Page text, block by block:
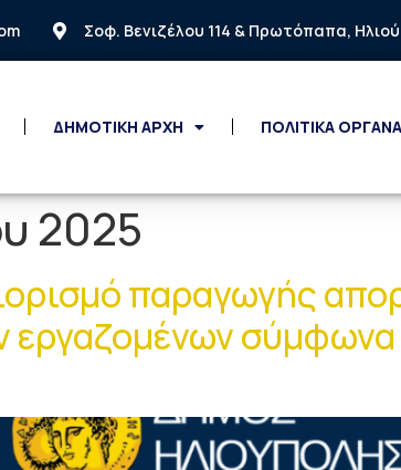
Σοφ. Βενιζέλου 114 & Πρωτόπαπα,
ΔΗΜΟΤΙΚΗ ΑΡΧΗ ΠΟΛΙΤΙΚΑ ΟΡΓΑΝΑ
2025
παραγωγής
σύμφωνα